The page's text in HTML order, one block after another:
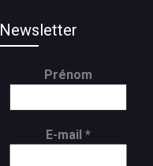
Newsletter
Prénom
E-mail *